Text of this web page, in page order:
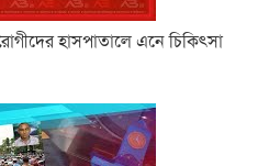
রোগীদের হাসপাতালে এনে চিকিৎসা